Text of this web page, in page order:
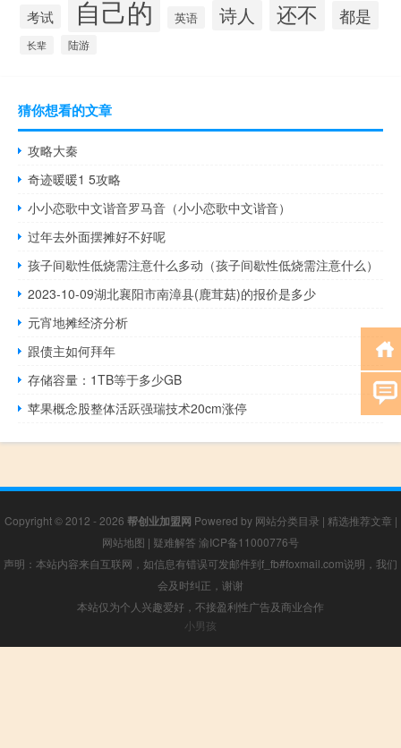
考试 自己的 英语 诗人 还不 都是
长辈 陆游
猜你想看的文章
攻略大秦
奇迹暖暖1 5攻略
小小恋歌中文谐音罗马音（小小恋歌中文谐音）
过年去外面摆摊好不好呢
孩子间歇性低烧需注意什么多动（孩子间歇性低烧需注意什么）
2023-10-09湖北襄阳市南漳县(鹿茸菇)的报价是多少
元宵地摊经济分析
跟债主如何拜年
存储容量：1TB等于多少GB
苹果概念股整体活跃强瑞技术20cm涨停
Copyright © 2012 - 2026 帮创业加盟网 Powered by 网站分类目录 | 精选推荐文章 |
网站地图 | 疑难解答 渝ICP备11000776号
声明：本站内容来自互联网，如信息有错误可发邮件到f_fb#foxmail.com说明，我们
会及时纠正，谢谢
本站仅为个人兴趣爱好，不接盈利性广告及商业合作
小男孩